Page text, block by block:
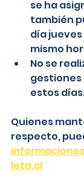
se ha
también
día jueves
mismo
No se
estos
Quienes
respecto,
leta.cl